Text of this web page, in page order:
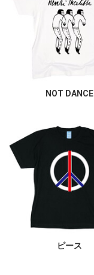
NOT DANCE
ピース